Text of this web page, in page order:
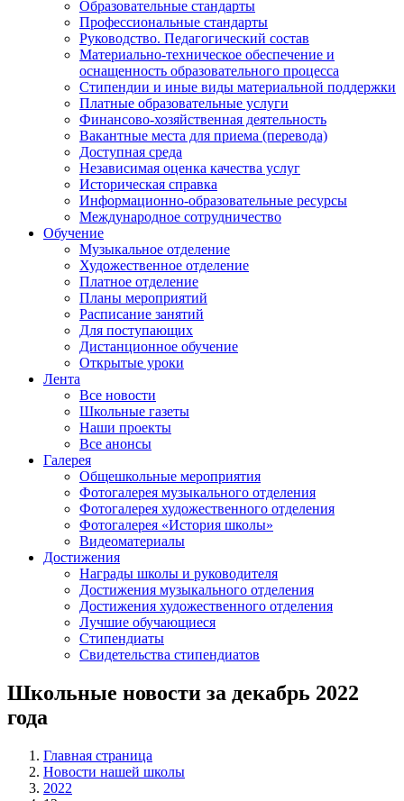
Образовательные стандарты
Профессиональные стандарты
Руководство. Педагогический состав
Материально-техническое обеспечение и
оснащенность образовательного процесса
Стипендии и иные виды материальной поддержки
Платные образовательные услуги
Финансово-хозяйственная деятельность
Вакантные места для приема (перевода)
Доступная среда
Независимая оценка качества услуг
Историческая справка
Информационно-образовательные ресурсы
Международное сотрудничество
Обучение
Музыкальное отделение
Художественное отделение
Платное отделение
Планы мероприятий
Расписание занятий
Для поступающих
Дистанционное обучение
Открытые уроки
Лента
Все новости
Школьные газеты
Наши проекты
Все анонсы
Галерея
Общешкольные мероприятия
Фотогалерея музыкального отделения
Фотогалерея художественного отделения
Фотогалерея «История школы»
Видеоматериалы
Достижения
Награды школы и руководителя
Достижения музыкального отделения
Достижения художественного отделения
Лучшие обучающиеся
Стипендиаты
Свидетельства стипендиатов
Школьные новости за декабрь 2022
года
Главная страница
Новости нашей школы
2022